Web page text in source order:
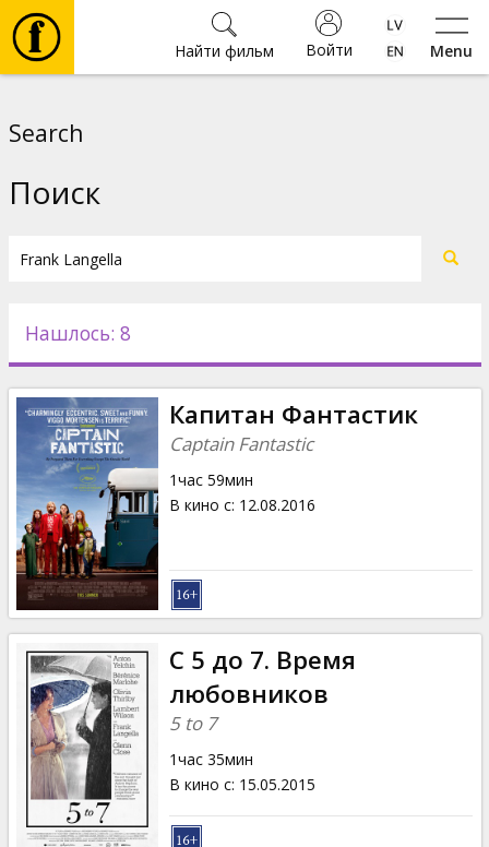
Menu
Войти
Найти фильм
Новости
Подарки
Кинозакуски
B2B
Клуб
Search
Поиск
Нашлось: 8
Капитан Фантастик
Captain Fantastic
1час 59мин
В кино с: 12.08.2016
С 5 до 7. Время
любовников
5 to 7
1час 35мин
В кино с: 15.05.2015